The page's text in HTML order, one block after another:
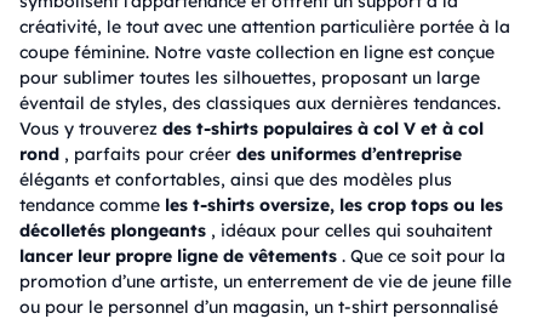
créativité, le tout avec une attention particulière portée à la
coupe féminine. Notre vaste collection en ligne est conçue
pour sublimer toutes les silhouettes, proposant un large
éventail de styles, des classiques aux dernières tendances.
Vous y trouverez des t-shirts populaires à col V et à col
rond , parfaits pour créer des uniformes d’entreprise
élégants et confortables, ainsi que des modèles plus
tendance comme les t-shirts oversize, les crop tops ou les
décolletés plongeants , idéaux pour celles qui souhaitent
lancer leur propre ligne de vêtements . Que ce soit pour la
promotion d’une artiste, un enterrement de vie de jeune fille
ou pour le personnel d’un magasin, un t-shirt personnalisé